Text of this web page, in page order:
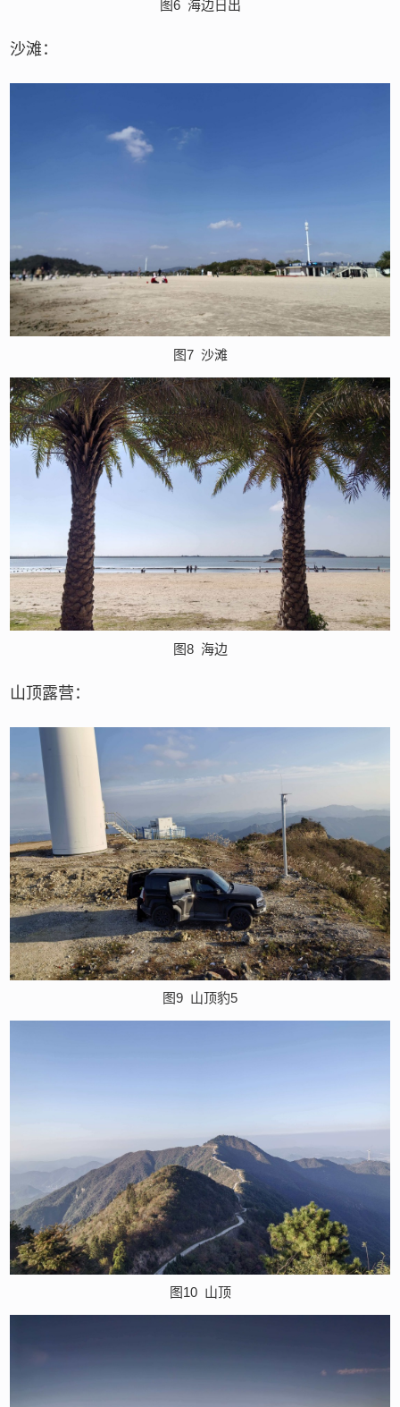
图6 海边日出
沙滩：
图7 沙滩
图8 海边
山顶露营：
图9 山顶豹5
图10 山顶